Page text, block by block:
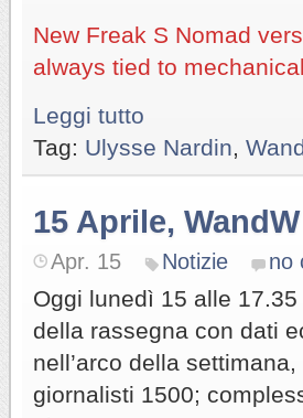
New Freak S Nomad
always tied to
Leggi tutto
Tag: Ulysse Nardin
15 Aprile,
Apr. 15 Notizie no
Oggi lunedì 15 alle
della rassegna con dati
nell’arco della
giornalisti 1500;